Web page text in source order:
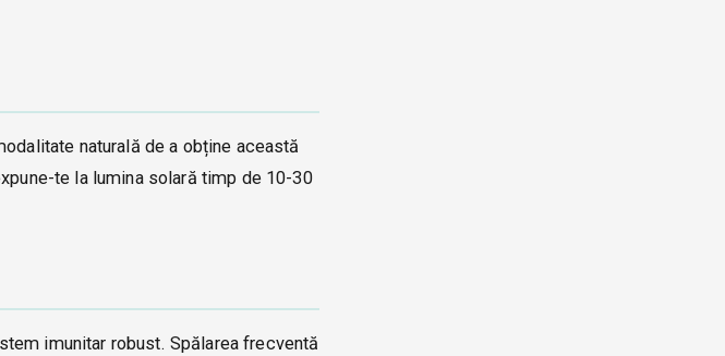
naturală de a obține această
te la lumina solară timp de 10-30
imunitar robust. Spălarea frecventă